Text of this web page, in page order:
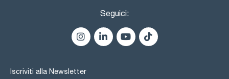
Seguici:
Iscriviti alla Newsletter